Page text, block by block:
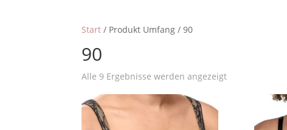
Start / Produkt Umfang / 90
90
Alle 9 Ergebnisse werden angezeigt